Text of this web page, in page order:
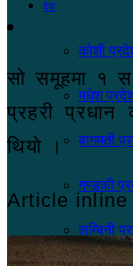
देश
कोशी
मधेश
बागमती
गण्डकी
लुम्बिनी
सो समूहमा १
प्रहरी प्रधान
थियो ।
Article inline